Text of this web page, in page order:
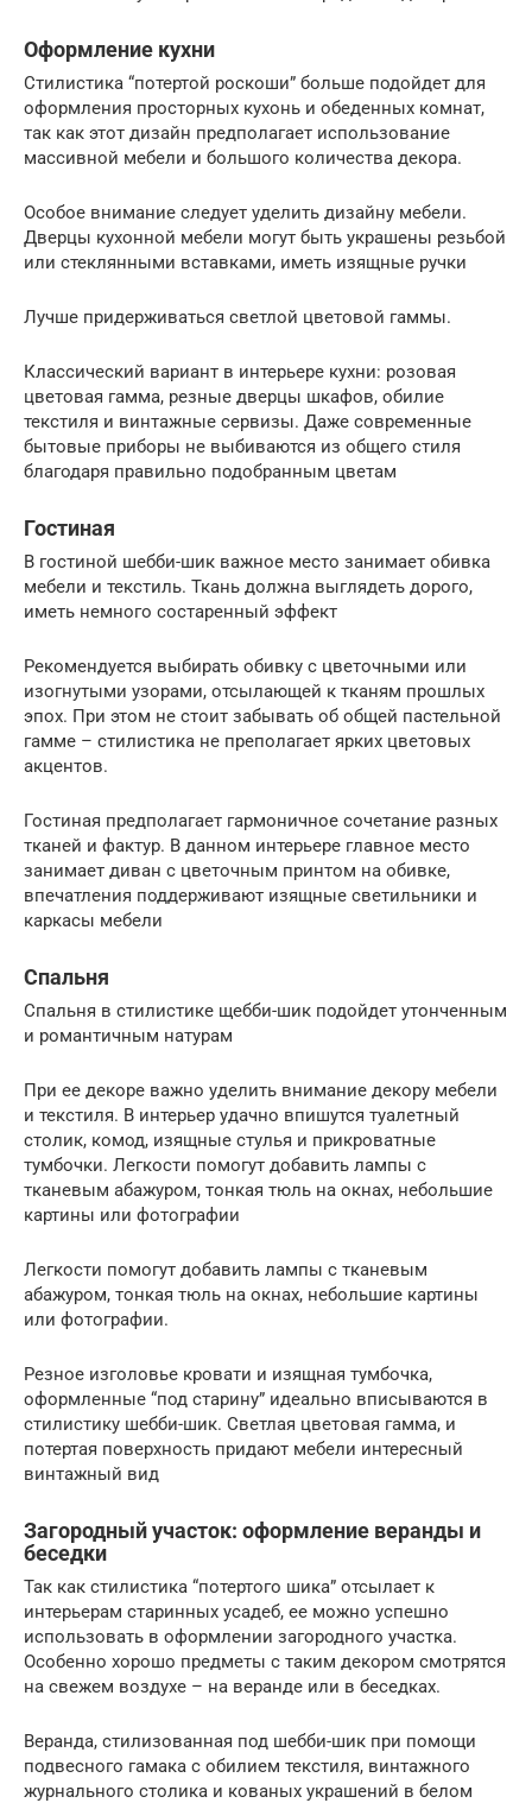
Оформление кухни
Стилистика “потертой роскоши” больше подойдет для
оформления просторных кухонь и обеденных комнат,
так как этот дизайн предполагает использование
массивной мебели и большого количества декора.
Особое внимание следует уделить дизайну мебели.
Дверцы кухонной мебели могут быть украшены резьбой
или стеклянными вставками, иметь изящные ручки
Лучше придерживаться светлой цветовой гаммы.
Классический вариант в интерьере кухни: розовая
цветовая гамма, резные дверцы шкафов, обилие
текстиля и винтажные сервизы. Даже современные
бытовые приборы не выбиваются из общего стиля
благодаря правильно подобранным цветам
Гостиная
В гостиной шебби-шик важное место занимает обивка
мебели и текстиль. Ткань должна выглядеть дорого,
иметь немного состаренный эффект
Рекомендуется выбирать обивку с цветочными или
изогнутыми узорами, отсылающей к тканям прошлых
эпох. При этом не стоит забывать об общей пастельной
гамме – стилистика не преполагает ярких цветовых
акцентов.
Гостиная предполагает гармоничное сочетание разных
тканей и фактур. В данном интерьере главное место
занимает диван с цветочным принтом на обивке,
впечатления поддерживают изящные светильники и
каркасы мебели
Спальня
Спальня в стилистике щебби-шик подойдет утонченным
и романтичным натурам
При ее декоре важно уделить внимание декору мебели
и текстиля. В интерьер удачно впишутся туалетный
столик, комод, изящные стулья и прикроватные
тумбочки. Легкости помогут добавить лампы с
тканевым абажуром, тонкая тюль на окнах, небольшие
картины или фотографии
Легкости помогут добавить лампы с тканевым
абажуром, тонкая тюль на окнах, небольшие картины
или фотографии.
Резное изголовье кровати и изящная тумбочка,
оформленные “под старину” идеально вписываются в
стилистику шебби-шик. Светлая цветовая гамма, и
потертая поверхность придают мебели интересный
винтажный вид
Загородный участок: оформление веранды и
беседки
Так как стилистика “потертого шика” отсылает к
интерьерам старинных усадеб, ее можно успешно
использовать в оформлении загородного участка.
Особенно хорошо предметы с таким декором смотрятся
на свежем воздухе – на веранде или в беседках.
Веранда, стилизованная под шебби-шик при помощи
подвесного гамака с обилием текстиля, винтажного
журнального столика и кованых украшений в белом